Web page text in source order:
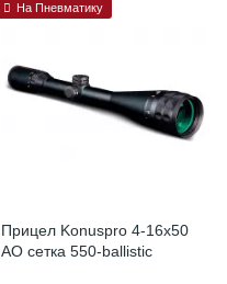
На Пневматику
Прицел Konuspro 4-16x50
AO сетка 550-ballistic